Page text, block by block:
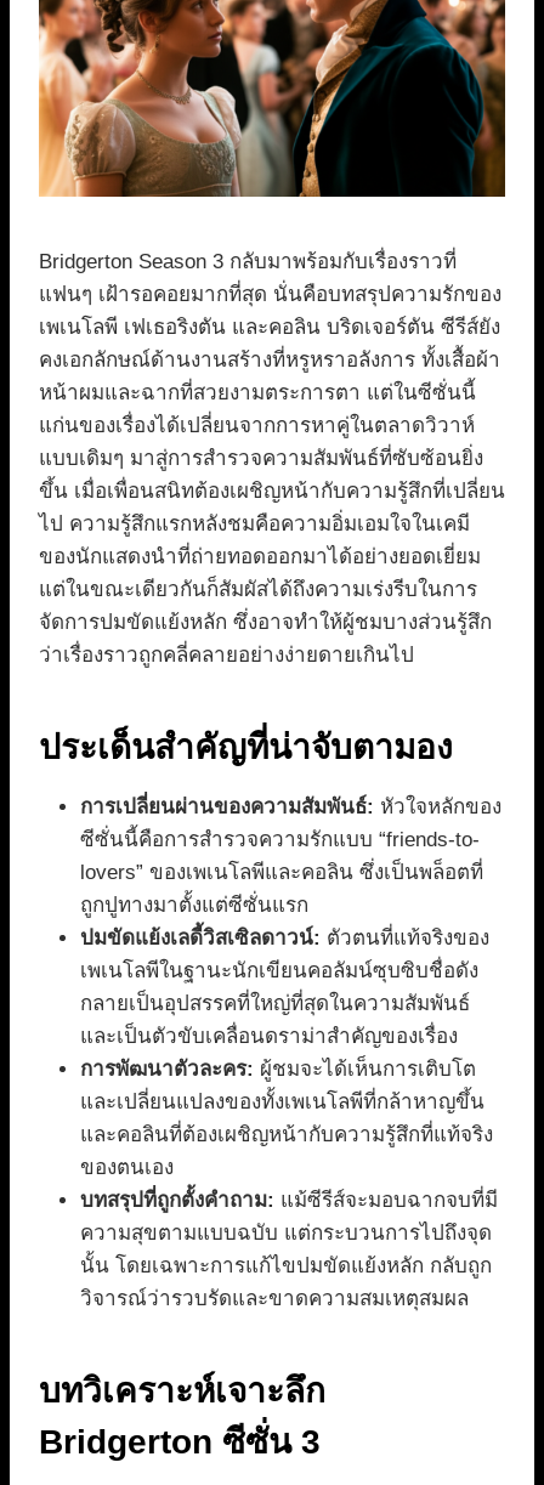
Bridgerton Season 3 กลับมาพร้อมกับเรื่องราวที่
แฟนๆ เฝ้ารอคอยมากที่สุด นั่นคือบทสรุปความรักของ
เพเนโลพี เฟเธอริงตัน และคอลิน บริดเจอร์ตัน ซีรีส์ยัง
คงเอกลักษณ์ด้านงานสร้างที่หรูหราอลังการ ทั้งเสื้อผ้า
หน้าผมและฉากที่สวยงามตระการตา แต่ในซีซั่นนี้
แก่นของเรื่องได้เปลี่ยนจากการหาคู่ในตลาดวิวาห์
แบบเดิมๆ มาสู่การสำรวจความสัมพันธ์ที่ซับซ้อนยิ่ง
ขึ้น เมื่อเพื่อนสนิทต้องเผชิญหน้ากับความรู้สึกที่เปลี่ยน
ไป ความรู้สึกแรกหลังชมคือความอิ่มเอมใจในเคมี
ของนักแสดงนำที่ถ่ายทอดออกมาได้อย่างยอดเยี่ยม
แต่ในขณะเดียวกันก็สัมผัสได้ถึงความเร่งรีบในการ
จัดการปมขัดแย้งหลัก ซึ่งอาจทำให้ผู้ชมบางส่วนรู้สึก
ว่าเรื่องราวถูกคลี่คลายอย่างง่ายดายเกินไป
ประเด็นสำคัญที่น่าจับตามอง
การเปลี่ยนผ่านของความสัมพันธ์: หัวใจหลักของ
ซีซั่นนี้คือการสำรวจความรักแบบ “friends-to-
lovers” ของเพเนโลพีและคอลิน ซึ่งเป็นพล็อตที่
ถูกปูทางมาตั้งแต่ซีซั่นแรก
ปมขัดแย้งเลดี้วิสเซิลดาวน์: ตัวตนที่แท้จริงของ
เพเนโลพีในฐานะนักเขียนคอลัมน์ซุบซิบชื่อดัง
กลายเป็นอุปสรรคที่ใหญ่ที่สุดในความสัมพันธ์
และเป็นตัวขับเคลื่อนดราม่าสำคัญของเรื่อง
การพัฒนาตัวละคร: ผู้ชมจะได้เห็นการเติบโต
และเปลี่ยนแปลงของทั้งเพเนโลพีที่กล้าหาญขึ้น
และคอลินที่ต้องเผชิญหน้ากับความรู้สึกที่แท้จริง
ของตนเอง
บทสรุปที่ถูกตั้งคำถาม: แม้ซีรีส์จะมอบฉากจบที่มี
ความสุขตามแบบฉบับ แต่กระบวนการไปถึงจุด
นั้น โดยเฉพาะการแก้ไขปมขัดแย้งหลัก กลับถูก
วิจารณ์ว่ารวบรัดและขาดความสมเหตุสมผล
บทวิเคราะห์เจาะลึก
Bridgerton ซีซั่น 3